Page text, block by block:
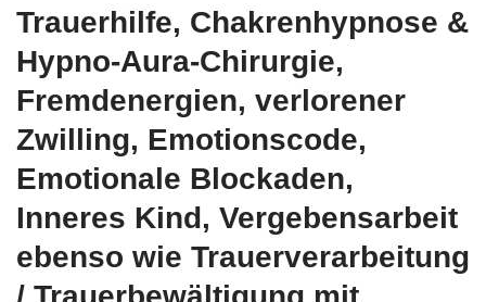
Trauerhilfe, Chakrenhypnose &
Hypno-Aura-Chirurgie,
Fremdenergien, verlorener
Zwilling, Emotionscode,
Emotionale Blockaden,
Inneres Kind, Vergebensarbeit
ebenso wie Trauerverarbeitung